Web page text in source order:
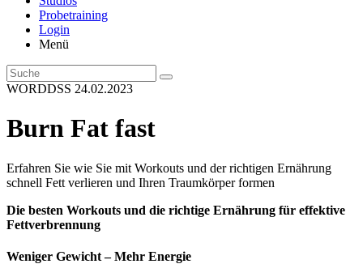
Probe­training
Login
Menü
WORDDSS 24.02.2023
Burn Fat fast
Erfahren Sie wie Sie mit Workouts und der richtigen Ernährung
schnell Fett verlieren und Ihren Traumkörper formen
Die besten Workouts und die richtige Ernährung für effektive
Fettverbrennung
Weniger Gewicht – Mehr Energie